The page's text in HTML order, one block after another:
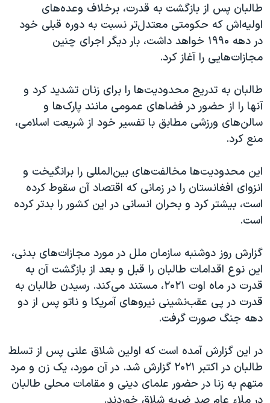
طالبان پس از بازگشت به قدرت، برخلاف وعده‌های
اولیه‌اش که حکومتی معتدل‌تر نسبت به دوره قبلی خود
در دهه ۱۹۹۰ خواهد داشت، بار دیگر اجرای چنین
مجازات‌هایی را آغاز کرد.
طالبان به تدریج محدودیت‌ها را برای زنان تشدید کرد و
آنها را از حضور در فضاهای عمومی مانند پارک‌ها و
سالن‌های ورزشی مطابق با تفسیر خود از شریعت اسلامی،
منع کرد.
این محدودیت‌ها مخالفت‌های بین‌المللی را برانگیخت و
انزوای افغانستان را در زمانی که اقتصاد آن سقوط کرده
است، بیشتر کرد و بحران انسانی در این کشور را بدتر کرده
است.
گزارش روز دوشنبه سازمان ملل در مورد مجازات‌های بدنی،
این نوع اقدامات طالبان را قبل و بعد از بازگشت آن به
قدرت در ماه اوت ۲۰۲۱، مستند می‌کند. رسیدن طالبان به
قدرت در پی عقب‌نشینی نیروهای آمریکا و ناتو پس از دو
دهه جنگ صورت گرفت.
در این گزارش آمده است که اولین شلاق علنی پس از تسلط
طالبان در اکتبر ۲۰۲۱ گزارش شد. در آن مورد، یک زن و مرد
متهم به زنا در حضور علمای دینی و مقامات محلی طالبان